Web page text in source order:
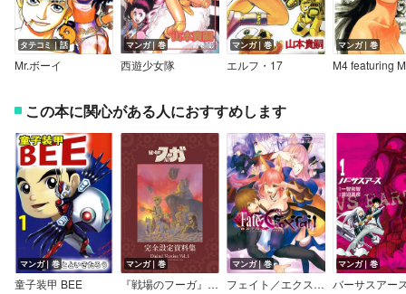
タテコミ｜話
Mr.ボーイ
マンガ｜巻
西遊少女隊
マンガ｜巻
エルフ・17
マンガ｜巻
この本に関心がある人におすすめします
マンガ｜巻
童子装甲 BEE
マンガ｜巻
『戦場のフーガ』完全設定資料集／Fuga：Melodies of Steel Little Tail Bronx Archives
マンガ｜巻
フェイト／エクストラ CCC FoxTail
マンガ｜巻
バーサスアー